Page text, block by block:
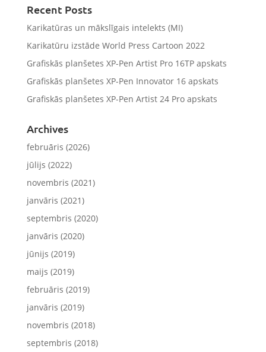
Recent Posts
Karikatūras un mākslīgais intelekts (MI)
Karikatūru izstāde World Press Cartoon 2022
Grafiskās planšetes XP-Pen Artist Pro 16TP apskats
Grafiskās planšetes XP-Pen Innovator 16 apskats
Grafiskās planšetes XP-Pen Artist 24 Pro apskats
Archives
februāris (2026)
jūlijs (2022)
novembris (2021)
janvāris (2021)
septembris (2020)
janvāris (2020)
jūnijs (2019)
maijs (2019)
februāris (2019)
janvāris (2019)
novembris (2018)
septembris (2018)